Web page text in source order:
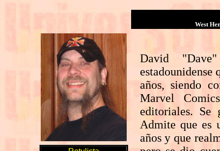
West
David
estadounidense
años, siendo
Marvel
editoriales.
Admite que es
años y que